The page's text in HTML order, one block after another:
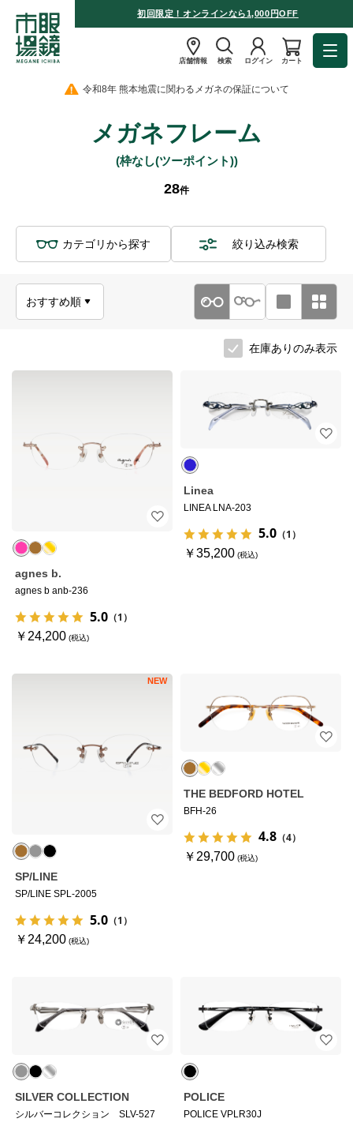
初回限定！オンラインなら1,000円OFF
店舗情報 検索 ログイン カート
令和8年 熊本地震に関わるメガネの保証について
メガネフレーム
(枠なし(ツーポイント))
28件
カテゴリから探す 絞り込み検索
在庫ありのみ表示
agnes b.
agnes b anb-236
5.0 （1）
￥24,200
Linea
LINEA LNA-203
5.0 （1）
￥35,200
NEW
SP/LINE
SP/LINE SPL-2005
5.0 （1）
￥24,200
THE BEDFORD HOTEL
BFH-26
4.8 （4）
￥29,700
SILVER COLLECTION
シルバーコレクション SLV-527
POLICE
POLICE VPLR30J